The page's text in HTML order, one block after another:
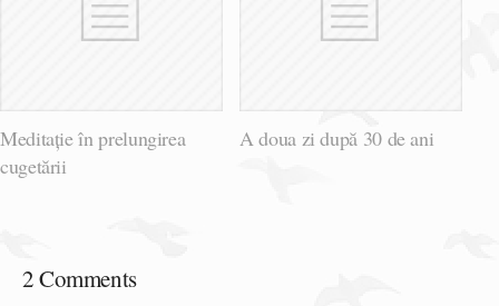
Meditație în prelungirea
cugetării
A doua zi după 30 de ani
2 Comments